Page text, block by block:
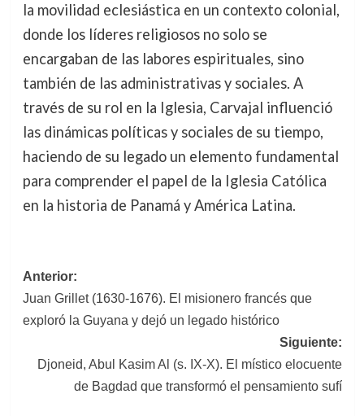
la movilidad eclesiástica en un contexto colonial,
donde los líderes religiosos no solo se
encargaban de las labores espirituales, sino
también de las administrativas y sociales. A
través de su rol en la Iglesia, Carvajal influenció
las dinámicas políticas y sociales de su tiempo,
haciendo de su legado un elemento fundamental
para comprender el papel de la Iglesia Católica
en la historia de Panamá y América Latina.
Navegación
de
entradas
Anterior:
Juan Grillet (1630-1676). El misionero francés que
exploró la Guyana y dejó un legado histórico
Siguiente:
Djoneid, Abul Kasim Al (s. IX-X). El místico elocuente
de Bagdad que transformó el pensamiento sufí